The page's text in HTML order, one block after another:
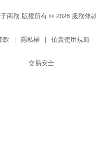
商務 版權所有 © 2026 服務條
款 | 隱私權 | 拍賣使用規範
交易安全